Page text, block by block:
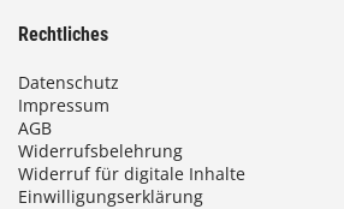
Rechtliches
Datenschutz
Impressum
AGB
Widerrufsbelehrung
Widerruf für digitale Inhalte
Einwilligungserklärung